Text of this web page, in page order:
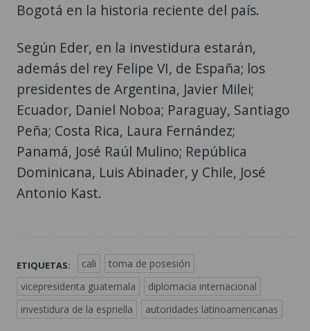
Bogotá en la historia reciente del país.
Según Eder, en la investidura estarán,
además del rey Felipe VI, de España; los
presidentes de Argentina, Javier Milei;
Ecuador, Daniel Noboa; Paraguay, Santiago
Peña; Costa Rica, Laura Fernández;
Panamá, José Raúl Mulino; República
Dominicana, Luis Abinader, y Chile, José
Antonio Kast.
ETIQUETAS: cali
toma de posesión
vicepresidenta guatemala
diplomacia internacional
investidura de la espriella
autoridades latinoamericanas